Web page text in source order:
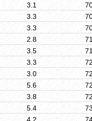
3.1
3.3
3.3
2.8
3.5
3.3
3.0
5.6
3.8
5.4
4.2